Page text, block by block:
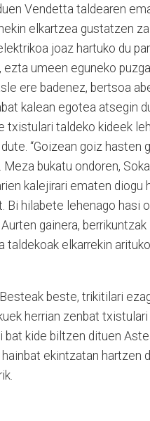
Vendetta taldearen
elkartzea gustatzen
joaz hartuko du
umeen eguneko
ere badenez, bertsoa
kalean egotea atsegin
txistulari taldeko kideek
“Goizean goiz hasten
bukatu ondoren,
kalejirari ematen diogu
hilabete lehenago hasi
gainera,
elkarrekin
beste, trikitilari
herrian zenbat
bat kide biltzen dituen
ekintzatan hartzen